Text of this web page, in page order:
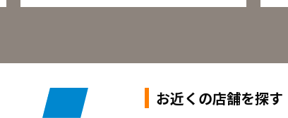
お近くの店舗を探す